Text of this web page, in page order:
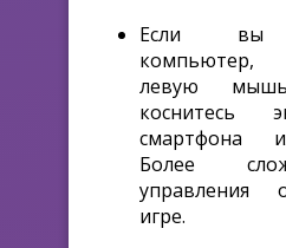
Если вы
компьютер,
левую
коснитесь
смартфона
Более
управления
игре.